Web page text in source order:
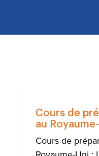
Cours de
au
Cours de